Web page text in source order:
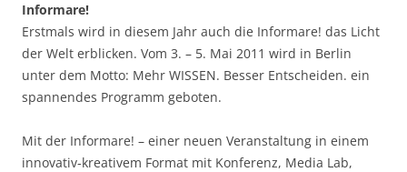
Informare!
Erstmals wird in diesem Jahr auch die Informare! das Licht
der Welt erblicken. Vom 3. – 5. Mai 2011 wird in Berlin
unter dem Motto: Mehr WISSEN. Besser Entscheiden. ein
spannendes Programm geboten.
Mit der Informare! – einer neuen Veranstaltung in einem
innovativ-kreativem Format mit Konferenz, Media Lab,